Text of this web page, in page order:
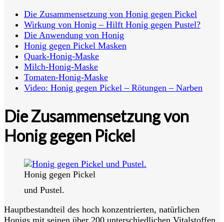
Die Zusammensetzung von Honig gegen Pickel
Wirkung von Honig – Hilft Honig gegen Pustel?
Die Anwendung von Honig
Honig gegen Pickel Masken
Quark-Honig-Maske
Milch-Honig-Maske
Tomaten-Honig-Maske
Video: Honig gegen Pickel – Rötungen – Narben
Die Zusammensetzung von
Honig gegen Pickel
Honig gegen Pickel
und Pustel.
Hauptbestandteil des hoch konzentrierten, natürlichen
Honigs mit seinen über 200 unterschiedlichen Vitalstoffen